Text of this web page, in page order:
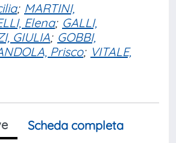
; MARTINI,
Elena; GALLI,
GIULIA; GOBBI,
Prisco; VITALE,
Scheda completa